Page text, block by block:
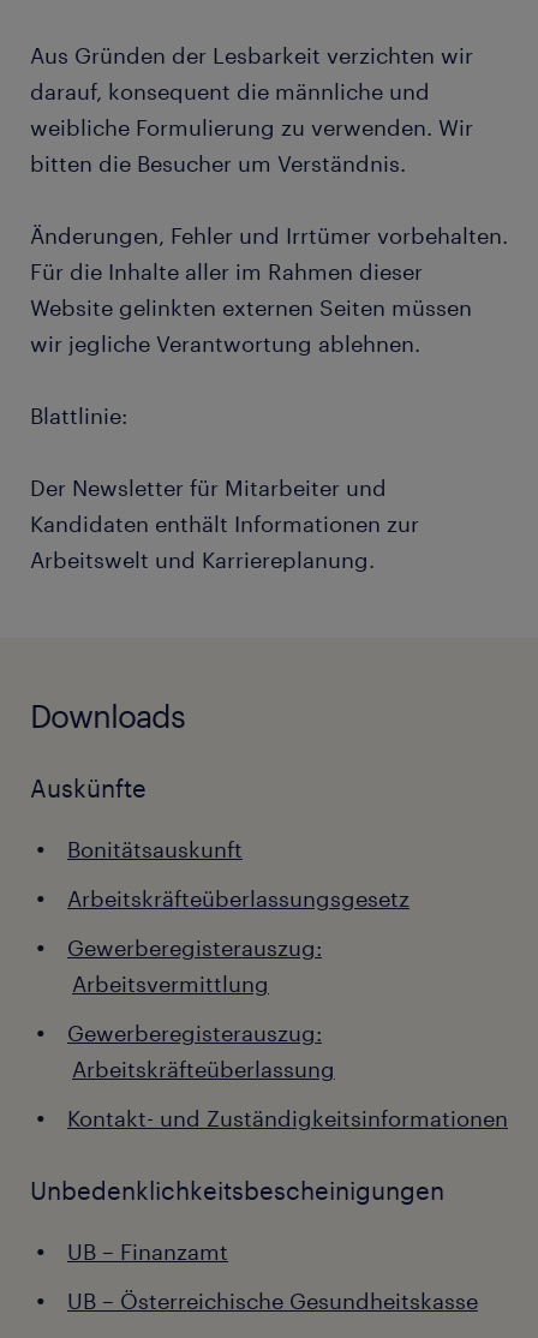
Aus Gründen der Lesbarkeit verzichten wir
darauf, konsequent die männliche und
weibliche Formulierung zu verwenden. Wir
bitten die Besucher um Verständnis.
Änderungen, Fehler und Irrtümer vorbehalten.
Für die Inhalte aller im Rahmen dieser
Website gelinkten externen Seiten müssen
wir jegliche Verantwortung ablehnen.
Blattlinie:
Der Newsletter für Mitarbeiter und
Kandidaten enthält Informationen zur
Arbeitswelt und Karriereplanung.
Downloads
Auskünfte
Bonitätsauskunft
Arbeitskräfteüberlassungsgesetz
Gewerberegisterauszug:
Arbeitsvermittlung
Gewerberegisterauszug:
Arbeitskräfteüberlassung
Kontakt- und Zuständigkeitsinformationen
Unbedenklichkeitsbescheinigungen
UB – Finanzamt
UB – Österreichische Gesundheitskasse